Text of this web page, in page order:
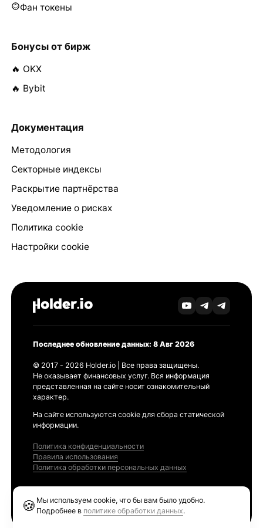
Фан токены
Бонусы от бирж
🔥 OKX
🔥 Bybit
Документация
Методология
Секторные индексы
Раскрытие партнёрства
Уведомление о рисках
Политика cookie
Настройки cookie
Последнее обновление данных: 8 Авг 2026
© 2017 - 2026 Holder.io | Все права защищены.
Не оказывает финансовых услуг. Вся информация
представленная на сайте носит ознакомительный
характер.
На сайте используются cookie для сбора статической
информации.
Политика конфиденциальности
Правила использования
Политика обработки персональных данных
🍪 Мы используем cookie, что бы вам было удобно.
Подробнее в политике обработки данных.
Ethereum GAS Tracker